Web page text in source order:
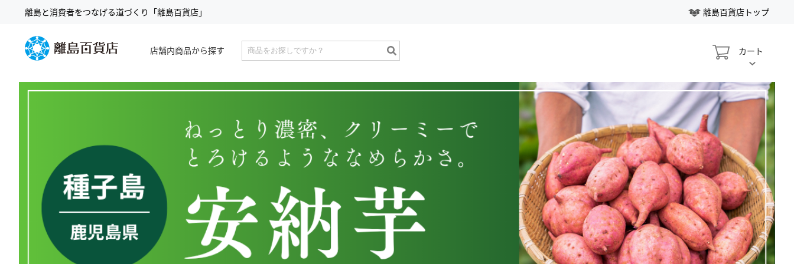
コ
テ
ン
ツ
ス
キ
離島百貨店トップ
離島と消費者をつなげる道づくり「離島百貨店」
My Cartカート
店舗内商品から探す
検